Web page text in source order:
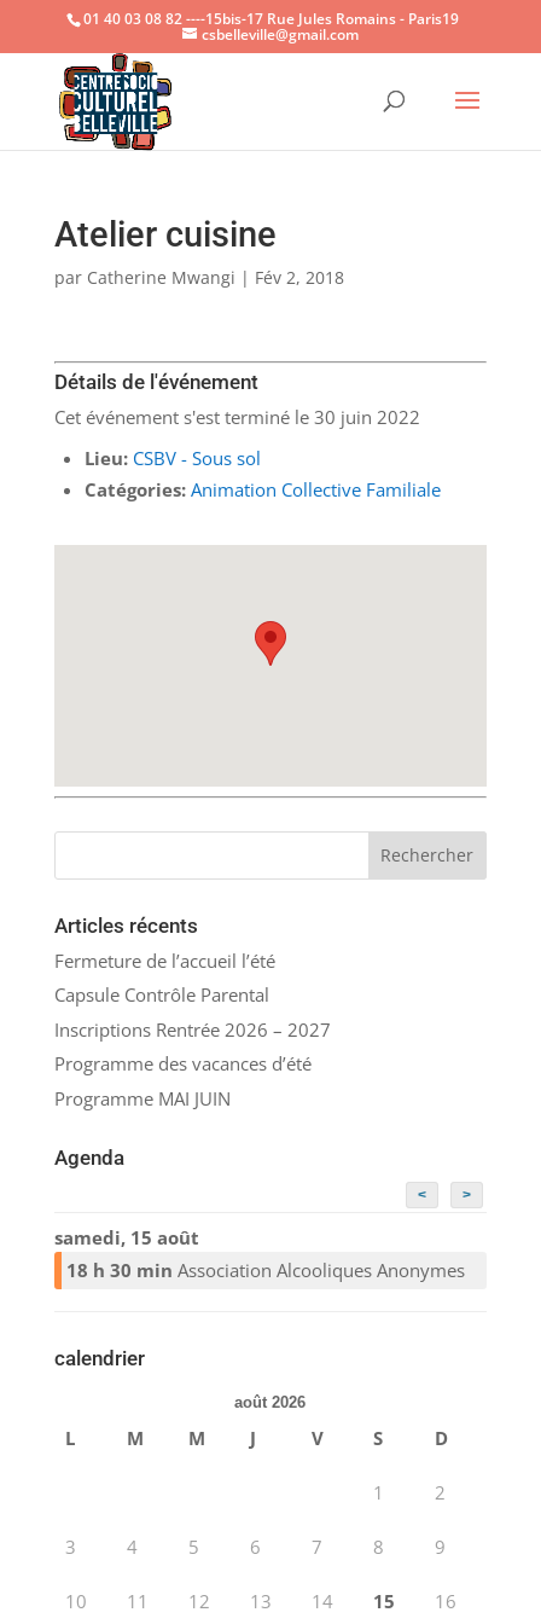
Ouvrir
01 40 03 08 82 ----15bis-17 Rue Jules Romains - Paris19
csbelleville@gmail.com
Atelier cuisine
par Catherine Mwangi | Fév 2, 2018
Détails de l'événement
Cet événement s'est terminé le 30 juin 2022
Lieu: CSBV - Sous sol
Catégories: Animation Collective Familiale
Articles récents
Fermeture de l’accueil l’été
Capsule Contrôle Parental
Inscriptions Rentrée 2026 – 2027
Programme des vacances d’été
Programme MAI JUIN
Agenda
< >
samedi, 15 août
18 h 30 min Association Alcooliques Anonymes
calendrier
août 2026
L M M J V S D
1 2
3 4 5 6 7 8 9
10 11 12 13 14 15 16